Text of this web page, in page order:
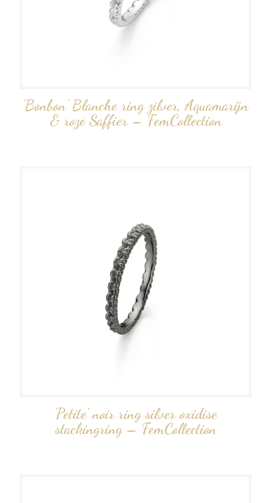
‘Bonbon’ Blanche ring zilver, Aquamarijn
& roze Saffier – FemCollection
‘Petite’ noir ring silver oxidise
stackingring – FemCollection